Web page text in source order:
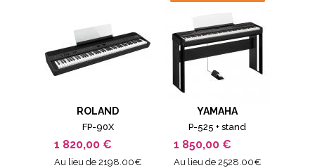
ROLAND
FP-90X
1 820,00 €
Au lieu de 2198.00€
YAMAHA
P-525 + stand
1 850,00 €
Au lieu de 2528.00€